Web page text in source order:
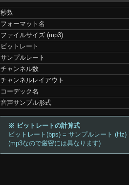
秒数
フォーマット名
ファイルサイズ (mp3)
ビットレート
サンプルレート
チャンネル数
チャンネルレイアウト
コーデック名
音声サンプル形式
※ ビットレートの計算式
ビットレート(bps) = サンプルレート
(mp3なので厳密には異なります)